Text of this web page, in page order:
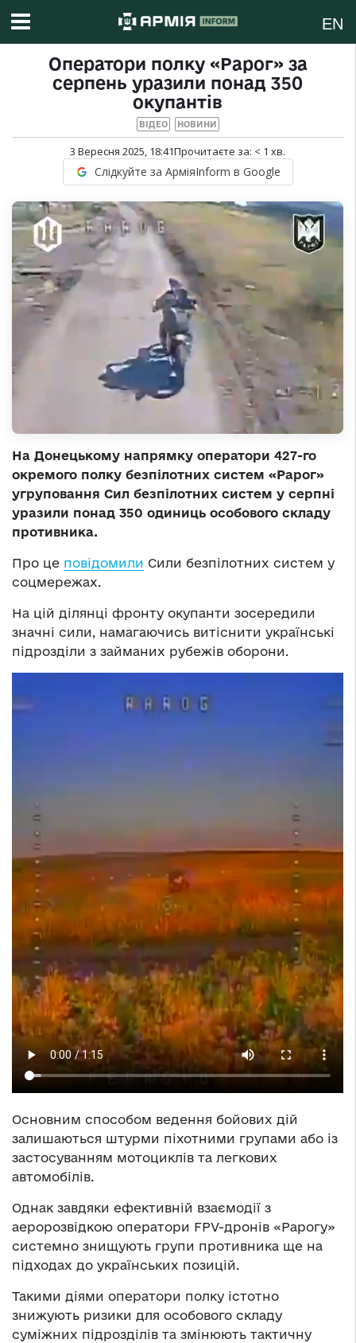
EN
Оператори полку «Рарог» за
серпень уразили понад 350
окупантів
ВІДЕО НОВИНИ
3 Вересня 2025, 18:41Прочитаєте за: < 1 хв.
Слідкуйте за АрміяInform в Google
На Донецькому напрямку оператори 427-го
окремого полку безпілотних систем «Рарог»
угруповання Сил безпілотних систем у серпні
уразили понад 350 одиниць особового складу
противника.
Про це повідомили Сили безпілотних систем у
соцмережах.
На цій ділянці фронту окупанти зосередили
значні сили, намагаючись витіснити українські
підрозділи з займаних рубежів оборони.
Основним способом ведення бойових дій
залишаються штурми піхотними групами або із
застосуванням мотоциклів та легкових
автомобілів.
Однак завдяки ефективній взаємодії з
аеророзвідкою оператори FPV-дронів «Рарогу»
системно знищують групи противника ще на
підходах до українських позицій.
Такими діями оператори полку істотно
знижують ризики для особового складу
суміжних підрозділів та змінюють тактичну